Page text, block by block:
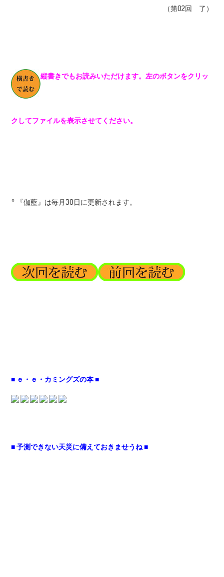
（第02回 了）
縦書きでもお読みいただけます。左のボタンをクリッ
クしてファイルを表示させてください。
* 『伽藍』は毎月30日に更新されます。
■ ｅ・ｅ・カミングズの本 ■
■ 予測できない天災に備えておきませうね ■